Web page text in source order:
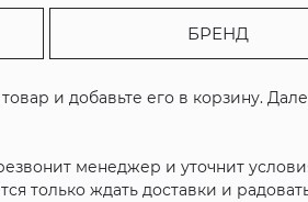
БРЕНД
и добавьте его в корзину.
менеджер и уточнит
только ждать доставки и